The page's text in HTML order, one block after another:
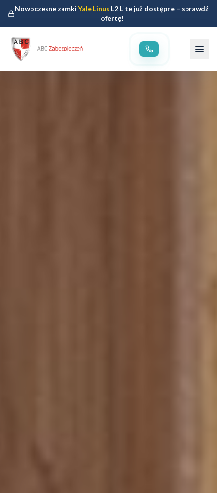
Nowoczesne zamkiYale Linus L2 Lite już dostępne – sprawdź
ofertę!